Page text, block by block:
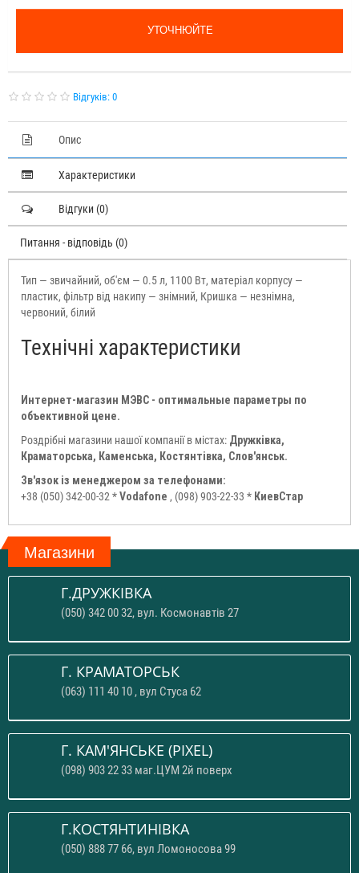
УТОЧНЮЙТЕ
Відгуків: 0
Опис
Характеристики
Відгуки (0)
Питання - відповідь (0)
Тип — звичайний, об'єм — 0.5 л, 1100 Вт, матеріал корпусу —
пластик, фільтр від накипу — знімний, Кришка — незнімна,
червоний, білий
Технічні характеристики
Интернет-магазин МЭВС - оптимальные параметры по
объективной цене.
Роздрібні магазини нашої компанії в містах: Дружківка,
Краматорська, Каменська, Костянтівка, Слов'янськ.
Зв'язок із менеджером за телефонами:
+38 (050) 342-00-32 *Vodafone , (098) 903-22-33 * КиевСтар
Магазини
Г.ДРУЖКІВКА
(050) 342 00 32, вул. Космонавтів 27
Г. КРАМАТОРСЬК
(063) 111 40 10 , вул Стуса 62
Г. КАМ'ЯНСЬКЕ (PIXEL)
(098) 903 22 33 маг.ЦУМ 2й поверх
Г.КОСТЯНТИНІВКА
(050) 888 77 66, вул Ломоносова 99